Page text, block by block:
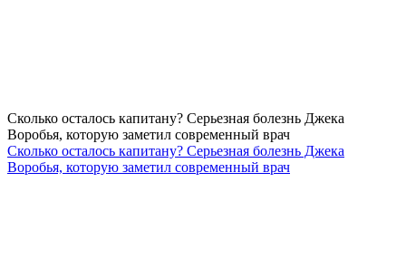
Сколько осталось капитану? Серьезная болезнь Джека
Воробья, которую заметил современный врач
Сколько осталось капитану? Серьезная болезнь Джека
Воробья, которую заметил современный врач